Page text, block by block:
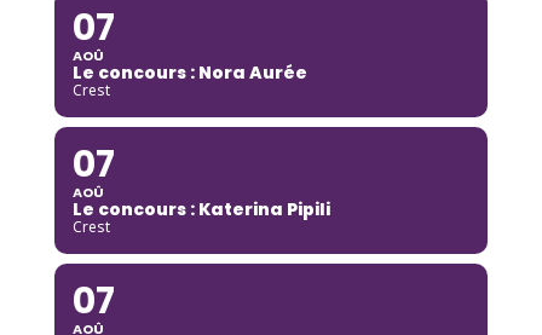
07
AOÛ
Le concours : Nora Aurée
Crest
07
AOÛ
Le concours : Katerina Pipili
Crest
07
AOÛ